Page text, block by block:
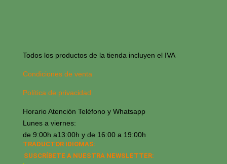
Todos los productos de la tienda incluyen el IVA
Condiciones de venta
Política de privacidad
Horario Atención Teléfono y Whatsapp
Lunes a viernes:
de 9:00h a13:00h y de 16:00 a 19:00h
TRADUCTOR IDIOMAS:
SUSCRÍBETE A NUESTRA NEWSLETTER: